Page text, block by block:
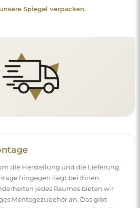
Dübel oder Haken zu wählen, die
Pflege
Glanz genügen ein Mikrofasertuch
Wenn Sie sich für spezielle